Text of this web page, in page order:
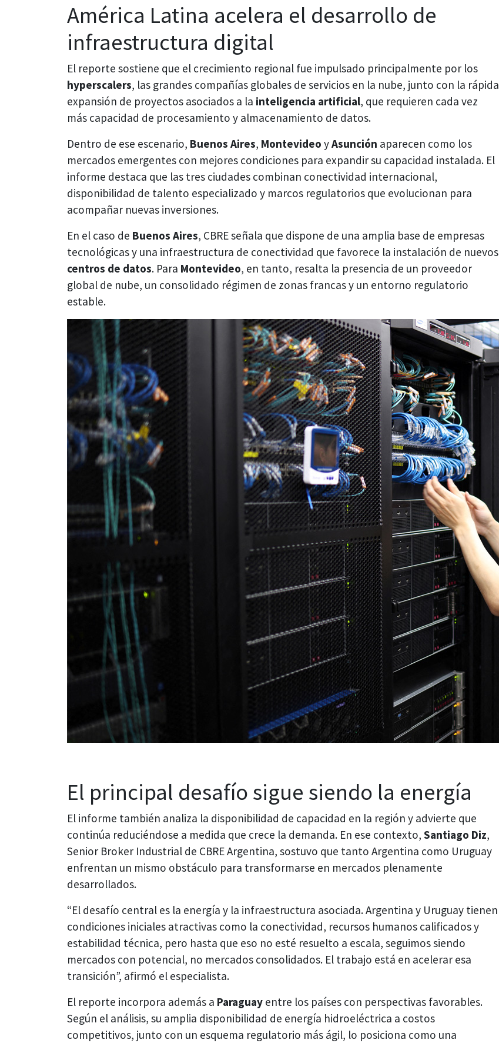
América Latina acelera el desarrollo de
infraestructura digital
El reporte sostiene que el crecimiento regional fue impulsado principalmente por los
hyperscalers, las grandes compañías globales de servicios en la nube, junto con la rápida
expansión de proyectos asociados a la inteligencia artificial, que requieren cada vez
más capacidad de procesamiento y almacenamiento de datos.
Dentro de ese escenario, Buenos Aires, Montevideo yAsunción aparecen como los
mercados emergentes con mejores condiciones para expandir su capacidad instalada. El
informe destaca que las tres ciudades combinan conectividad internacional,
disponibilidad de talento especializado y marcos regulatorios que evolucionan para
acompañar nuevas inversiones.
En el caso de Buenos Aires, CBRE señala que dispone de una amplia base de empresas
tecnológicas y una infraestructura de conectividad que favorece la instalación de nuevos
centros de datos. Para Montevideo, en tanto, resalta la presencia de un proveedor
global de nube, un consolidado régimen de zonas francas y un entorno regulatorio
estable.
El principal desafío sigue siendo la energía
El informe también analiza la disponibilidad de capacidad en la región y advierte que
continúa reduciéndose a medida que crece la demanda. En ese contexto, Santiago Diz,
Senior Broker Industrial de CBRE Argentina, sostuvo que tanto Argentina como Uruguay
enfrentan un mismo obstáculo para transformarse en mercados plenamente
desarrollados.
“El desafío central es la energía y la infraestructura asociada. Argentina y Uruguay tienen
condiciones iniciales atractivas como la conectividad, recursos humanos calificados y
estabilidad técnica, pero hasta que eso no esté resuelto a escala, seguimos siendo
mercados con potencial, no mercados consolidados. El trabajo está en acelerar esa
transición”, afirmó el especialista.
El reporte incorpora además a Paraguay entre los países con perspectivas favorables.
Según el análisis, su amplia disponibilidad de energía hidroeléctrica a costos
competitivos, junto con un esquema regulatorio más ágil, lo posiciona como una